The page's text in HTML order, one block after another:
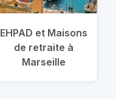
EHPAD et Maisons
de retraite à
Marseille